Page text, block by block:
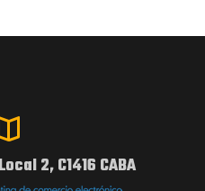
2, C1416 CABA